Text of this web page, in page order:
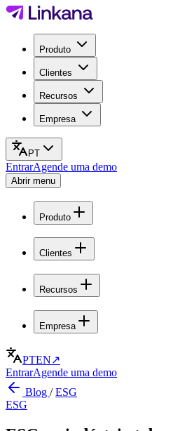
Produto
Clientes
Recursos
Empresa
PT
EntrarAgende uma demo
Abrir menu
Produto
Clientes
Recursos
Empresa
PTEN↗
EntrarAgende uma demo
Blog /ESG
ESG